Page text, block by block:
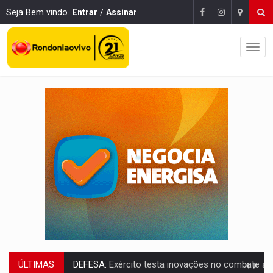
Seja Bem vindo. Entrar / Assinar
ÚLTIMAS TEMAS SOCIOAMBIENTAIS:Em Itapuã do Oeste, CINEMAZÔNIA leva cinema